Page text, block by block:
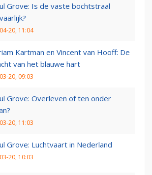
Grove: Is de vaste bochtstraal
20, 11:04
Kartman en Vincent van Hooff: De
van het blauwe hart
20, 09:03
Grove: Overleven of ten onder
20, 11:03
Grove: Luchtvaart in Nederland
20, 10:03